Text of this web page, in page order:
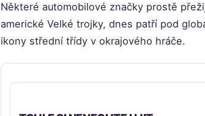
Některé automobilové značky prostě
americké Velké trojky, dnes patří pod
ikony střední třídy v okrajového hráče.